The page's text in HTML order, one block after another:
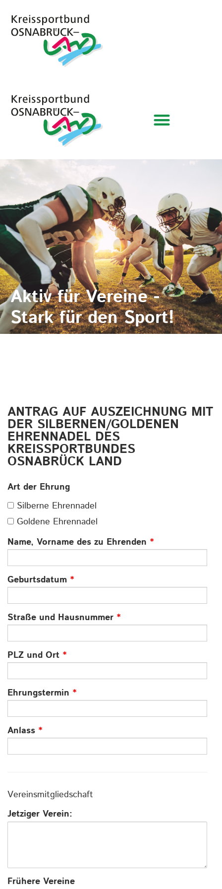
Aktiv für Vereine -
Stark für den Sport!
ANTRAG AUF AUSZEICHNUNG MIT
DER SILBERNEN/GOLDENEN
EHRENNADEL DES
KREISSPORTBUNDES
OSNABRÜCK LAND
Art der Ehrung
Silberne Ehrennadel
Goldene Ehrennadel
Name, Vorname des zu Ehrenden *
Geburtsdatum *
Straße und Hausnummer *
PLZ und Ort *
Ehrungstermin *
Anlass *
Vereinsmitgliedschaft
Jetziger Verein:
Frühere Vereine